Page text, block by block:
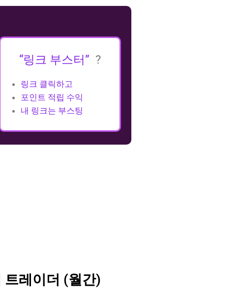
“링크 부스터” ?
링크 클릭하고
포인트 적립 수익
내 링크는 부스팅
트레이더 (월간)